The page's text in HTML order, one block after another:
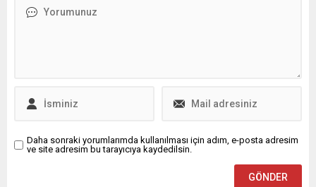
Daha sonraki yorumlarımda kullanılması için adım, e-posta adresim
ve site adresim bu tarayıcıya kaydedilsin.